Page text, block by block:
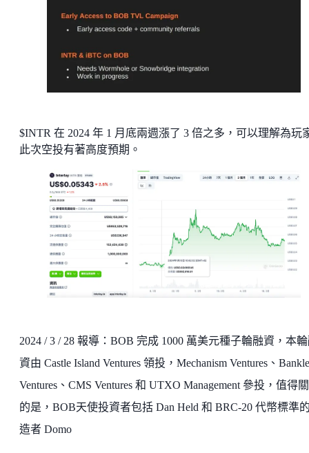
$INTR 在 2024 年 1 月底兩週漲了 3 倍之多，可以理解為玩
此次空投有著高度預期。
2024 / 3 / 28 報導：BOB 完成 1000 萬美元種子輪融資，本
資由 Castle Island Ventures 領投，Mechanism Ventures、
Ventures、CMS Ventures 和 UTXO Management 參投，值得
的是，BOB天使投資者包括 Dan Held 和 BRC-20 代幣標準
造者 Domo